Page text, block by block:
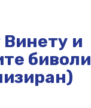
и
биволи